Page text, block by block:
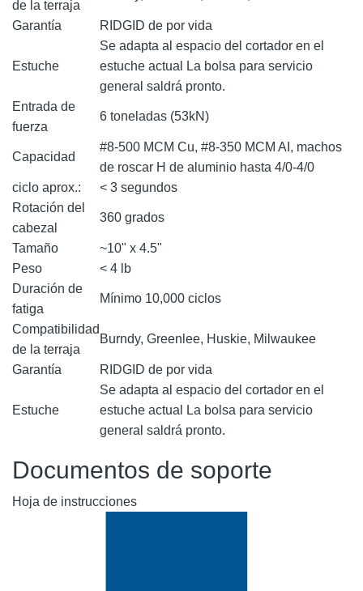
de la terraja
Garantía RIDGID de por vida
Estuche
Se adapta al espacio del cortador en el
estuche actual La bolsa para servicio
general saldrá pronto.
Entrada de
fuerza
6 toneladas (53kN)
Capacidad
#8-500 MCM Cu, #8-350 MCM AI, machos
de roscar H de aluminio hasta 4/0-4/0
ciclo aprox.:
< 3 segundos
Rotación del
cabezal
360 grados
Tamaño
~10" x 4.5"
Peso
< 4 lb
Duración de
fatiga
Mínimo 10,000 ciclos
Compatibilidad
de la terraja
Burndy, Greenlee, Huskie, Milwaukee
Garantía RIDGID de por vida
Estuche
Se adapta al espacio del cortador en el
estuche actual La bolsa para servicio
general saldrá pronto.
Documentos de soporte
Hoja de instrucciones